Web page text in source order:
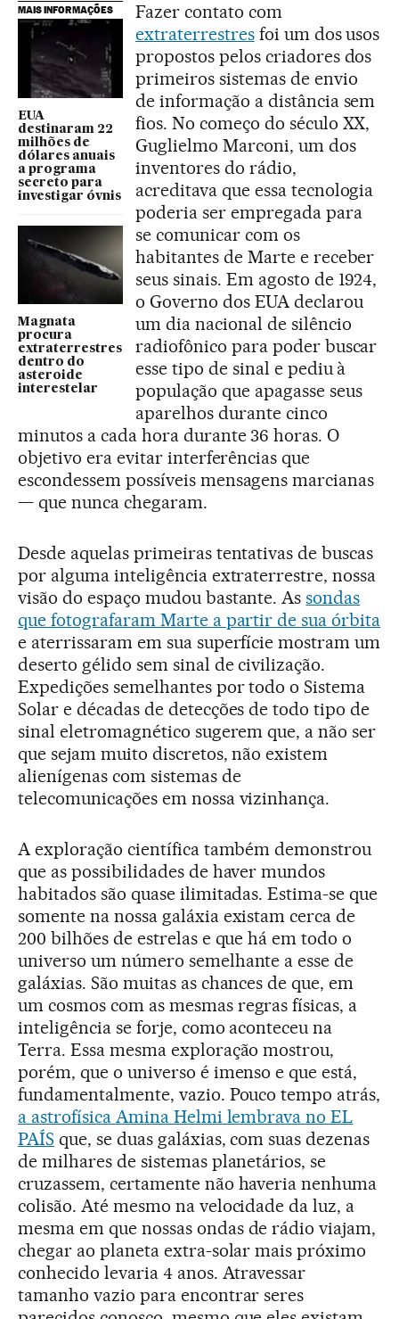
MAIS INFORMAÇÕES
EUA
destinaram 22
milhões de
dólares anuais
a programa
secreto para
investigar óvnis
Magnata
procura
extraterrestres
dentro do
asteroide
interestelar
Fazer contato com
extraterrestresfoi um dos usos
propostos pelos criadores dos
primeiros sistemas de envio
de informação a distância sem
fios. No começo do século XX,
Guglielmo Marconi, um dos
inventores do rádio,
acreditava que essa tecnologia
poderia ser empregada para
se comunicar com os
habitantes de Marte e receber
seus sinais. Em agosto de 1924,
o Governo dos EUA declarou
um dia nacional de silêncio
radiofônico para poder buscar
esse tipo de sinal e pediu à
população que apagasse seus
aparelhos durante cinco
minutos a cada hora durante 36 horas. O
objetivo era evitar interferências que
escondessem possíveis mensagens marcianas
— que nunca chegaram.
Desde aquelas primeiras tentativas de buscas
por alguma inteligência extraterrestre, nossa
visão do espaço mudou bastante. Assondas
que fotografaram Marte a partir de sua órbita
e aterrissaram em sua superfície mostram um
deserto gélido sem sinal de civilização.
Expedições semelhantes por todo o Sistema
Solar e décadas de detecções de todo tipo de
sinal eletromagnético sugerem que, a não ser
que sejam muito discretos, não existem
alienígenas com sistemas de
telecomunicações em nossa vizinhança.
A exploração científica também demonstrou
que as possibilidades de haver mundos
habitados são quase ilimitadas. Estima-se que
somente na nossa galáxia existam cerca de
200 bilhões de estrelas e que há em todo o
universo um número semelhante a esse de
galáxias. São muitas as chances de que, em
um cosmos com as mesmas regras físicas, a
inteligência se forje, como aconteceu na
Terra. Essa mesma exploração mostrou,
porém, que o universo é imenso e que está,
fundamentalmente, vazio. Pouco tempo atrás,
a astrofísica Amina Helmi lembrava no EL
PAÍS que, se duas galáxias, com suas dezenas
de milhares de sistemas planetários, se
cruzassem, certamente não haveria nenhuma
colisão. Até mesmo na velocidade da luz, a
mesma em que nossas ondas de rádio viajam,
chegar ao planeta extra-solar mais próximo
conhecido levaria 4 anos. Atravessar
tamanho vazio para encontrar seres